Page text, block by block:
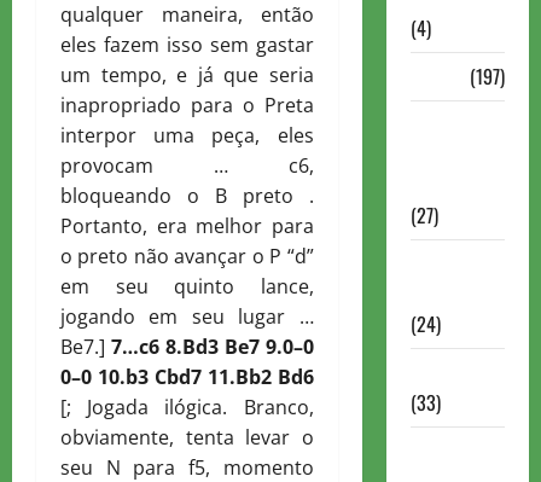
qualquer maneira, então
eles fazem isso sem gastar
um tempo, e já que seria
inapropriado para o Preta
interpor uma peça, eles
provocam … c6,
bloqueando o B preto .
Portanto, era melhor para
o preto não avançar o P “d”
em seu quinto lance,
jogando em seu lugar …
Be7.] 7…c6 8.Bd3 Be7 9.0–0
0–0 10.b3 Cbd7 11.Bb2 Bd6
[; Jogada ilógica. Branco,
obviamente, tenta levar o
seu N para f5, momento
(4)
(197)
(27)
(24)
(33)